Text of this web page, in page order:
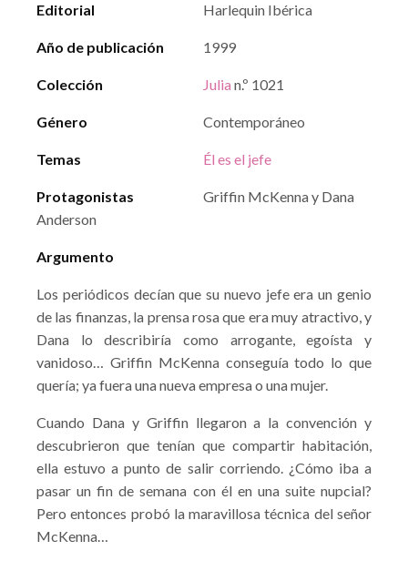
Editorial Harlequin Ibérica
Año de publicación 1999
Colección Julia n.º 1021
Género Contemporáneo
Temas Él es el jefe
Protagonistas
Griffin McKenna y Dana
Anderson
Argumento
Los periódicos decían que su nuevo jefe era un genio
de las finanzas, la prensa rosa que era muy atractivo, y
Dana lo describiría como arrogante, egoísta y
vanidoso… Griffin McKenna conseguía todo lo que
quería; ya fuera una nueva empresa o una mujer.
Cuando Dana y Griffin llegaron a la convención y
descubrieron que tenían que compartir habitación,
ella estuvo a punto de salir corriendo. ¿Cómo iba a
pasar un fin de semana con él en una suite nupcial?
Pero entonces probó la maravillosa técnica del señor
McKenna…